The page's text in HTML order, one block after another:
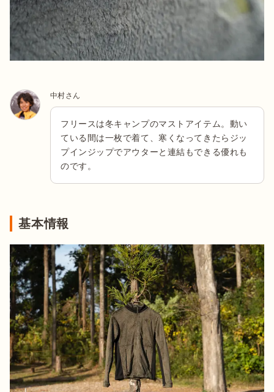
中村さん
フリースは冬キャンプのマストアイテム。動い
ている間は一枚で着て、寒くなってきたらジッ
プインジップでアウターと連結もできる優れも
のです。
基本情報